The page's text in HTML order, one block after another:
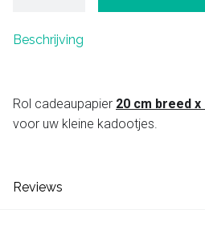
Beschrijving
Rol cadeaupapier 20 cm breed
voor uw kleine kadootjes.
Reviews